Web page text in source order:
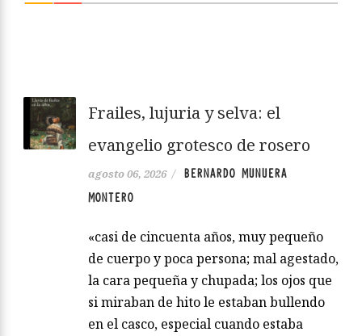
Frailes, lujuria y selva: el
evangelio grotesco de rosero
agosto 06, 2026 /
BERNARDO MUNUERA
MONTERO
«casi de cincuenta años, muy pequeño
de cuerpo y poca persona; mal agestado,
la cara pequeña y chupada; los ojos que
si miraban de hito le estaban bullendo
en el casco, especial cuando estaba